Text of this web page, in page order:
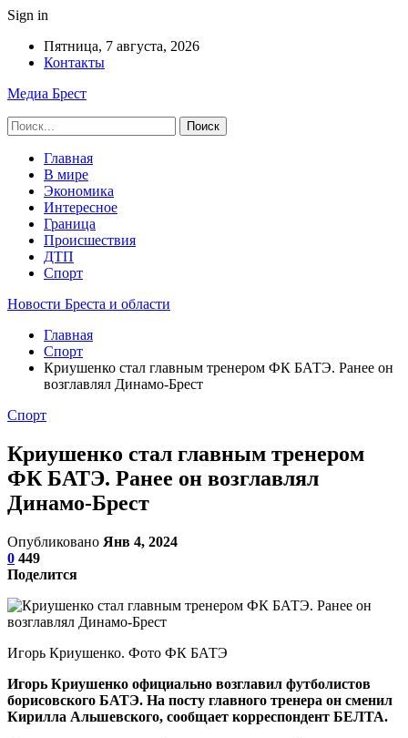
Sign in
Пятница, 7 августа, 2026
Контакты
Медиа Брест
Главная
В мире
Экономика
Интересное
Граница
Происшествия
ДТП
Спорт
Новости Бреста и области
Главная
Спорт
Криушенко стал главным тренером ФК БАТЭ. Ранее он
возглавлял Динамо-Брест
Спорт
Криушенко стал главным тренером
ФК БАТЭ. Ранее он возглавлял
Динамо-Брест
Опубликовано Янв 4, 2024
0 449
Поделится
Игорь Криушенко. Фото ФК БАТЭ
Игорь Криушенко официально возглавил футболистов
борисовского БАТЭ. На посту главного тренера он сменил
Кирилла Альшевского, сообщает корреспондент БЕЛТА.